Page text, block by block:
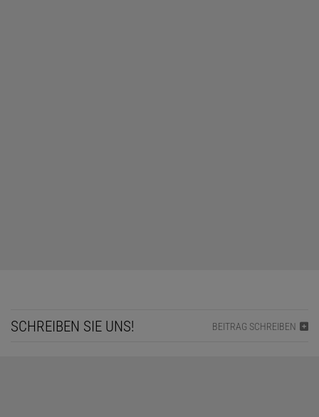
SCHREIBEN SIE UNS! BEITRAG SCHREIBEN